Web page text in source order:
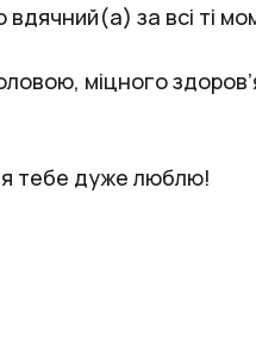
за всі ті
міцного
я тебе дуже люблю!